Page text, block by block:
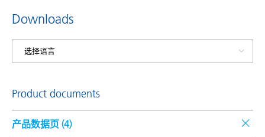
Downloads
Product documents
产品数据页 (4)